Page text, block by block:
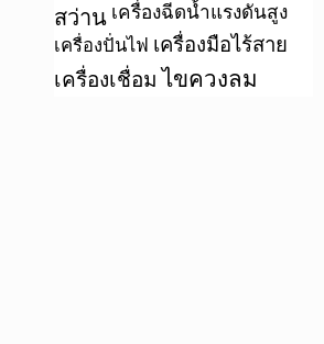
สว่าน เครื่องฉีดน้ำแรงดันสูง
เครื่องปั่นไฟ เครื่องมือไร้สาย
เครื่องเชื่อม ไขควงลม